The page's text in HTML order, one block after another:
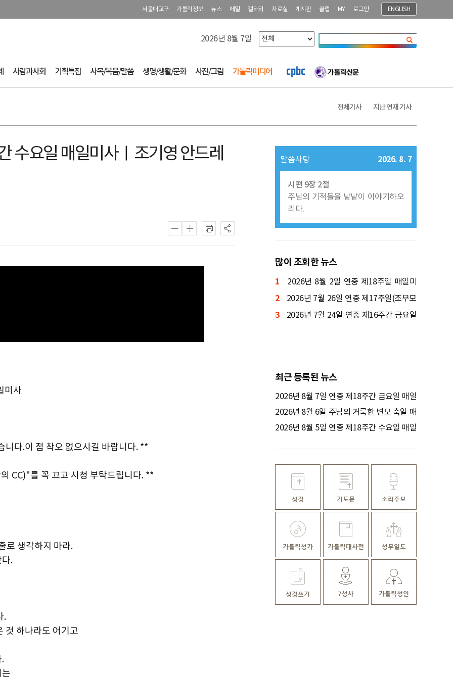
서울대교구 가톨릭정보 뉴스 메일 갤러리 자료실 게시판 클럽 MY 로그인 ENGLISH
2026년 8월 7일
사람과사회 기획특집 사목/복음/말씀 생명/생활/문화 사진/그림 가톨릭미디어
전체기사 지난 연재 기사
수요일 매일미사ㅣ조기영 안드레
미사
니다.이 점 착오 없으시길 바랍니다. **
CC)"를 꼭 끄고 시청 부탁드립니다. **
로 생각하지 마라.
.
.
것 하나라도 어기고
.
말씀사탕 2026. 8. 7
시편 9장 2절
주님의 기적들을 낱낱이 이야기하오
리다.
많이 조회한 뉴스
1
2026년 8월 2일 연중 제18주일 매일미
사ㅣ양정진 세례자 요한 신부 집전
2
2026년 7월 26일 연중 제17주일(조부모
와 노인의 날) 매일미사ㅣ박규식 암브로시
3
2026년 7월 24일 연중 제16주간 금요일
최근 등록된 뉴스
2026년 8월 7일 연중 제18주간 금요일 매일
미사ㅣ정연우 스테파노 신부 집전
2026년 8월 6일 주님의 거룩한 변모 축일 매
일미사ㅣ김명호 요셉 신부 집전
2026년 8월 5일 연중 제18주간 수요일 매일